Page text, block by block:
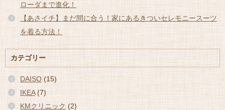
ローダまで進化！
【あさイチ】まだ間に合う！家にあるきついセレモニースーツ
を着る方法！
カテゴリー
DAISO (15)
IKEA(7)
KMクリニック (2)